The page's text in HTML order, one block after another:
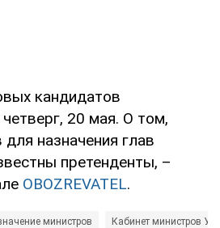
кандидатов
20 мая. О том,
назначения глав
претенденты, –
OBOZREVATEL.
министров Кабинет министров